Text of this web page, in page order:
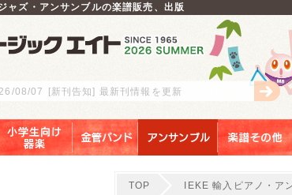
ャズ・アンサンブルの楽譜販売、出版
08/07 [新刊告知] 最新刊情報を更新
TOP IEKE 輸入ピアノ・ア